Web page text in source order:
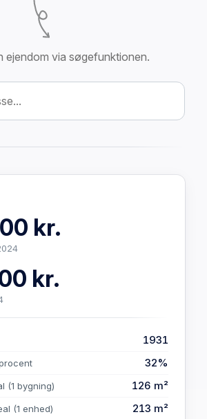
ejendom via søgefunktionen.
kr.
kr.
1931
32%
(1 bygning) 126 m²
(1 enhed) 213 m²